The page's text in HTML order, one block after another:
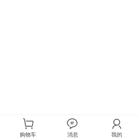
购物车 消息 我的